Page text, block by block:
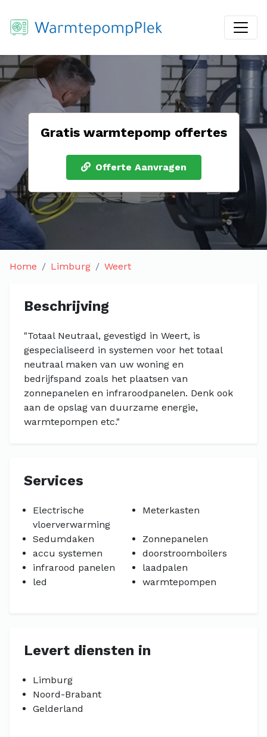
Gratis warmtepomp offertes
Offerte Aanvragen
Home Limburg Weert
Beschrijving
"Totaal Neutraal, gevestigd in Weert, is
gespecialiseerd in systemen voor het totaal
neutraal maken van uw woning en
bedrijfspand zoals het plaatsen van
zonnepanelen en infraroodpanelen. Denk ook
aan de opslag van duurzame energie,
warmtepompen etc."
Services
Electrische
vloerverwarming
Meterkasten
Sedumdaken
Zonnepanelen
accu systemen
doorstroomboilers
infrarood panelen
laadpalen
led
warmtepompen
Levert diensten in
Limburg
Noord-Brabant
Gelderland